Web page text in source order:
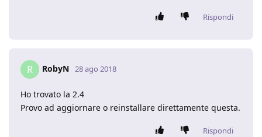
Rispondi
R RobyN 28 ago 2018
Ho trovato la 2.4
Provo ad aggiornare o reinstallare direttamente questa.
Rispondi